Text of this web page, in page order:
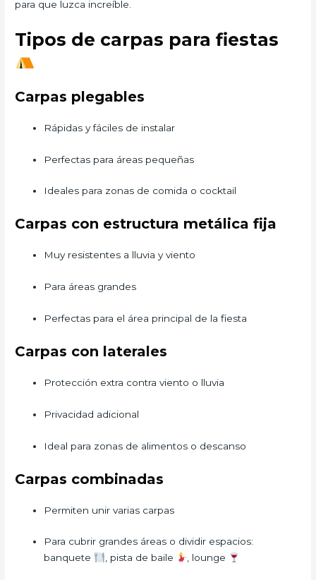
para que luzca increíble.
Tipos de carpas para fiestas
Carpas plegables
Rápidas y fáciles de instalar
Perfectas para áreas pequeñas
Ideales para zonas de comida o cocktail
Carpas con estructura metálica fija
Muy resistentes a lluvia y viento
Para áreas grandes
Perfectas para el área principal de la fiesta
Carpas con laterales
Protección extra contra viento o lluvia
Privacidad adicional
Ideal para zonas de alimentos o descanso
Carpas combinadas
Permiten unir varias carpas
Para cubrir grandes áreas o dividir espacios:
banquete
, pista de baile , lounge